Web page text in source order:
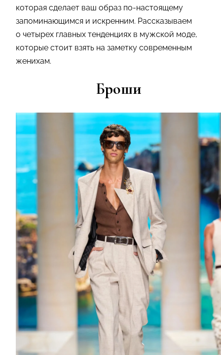
которая сделает ваш образ по-настоящему
запоминающимся и искренним. Рассказываем
о четырех главных тенденциях в мужской моде,
которые стоит взять на заметку современным
женихам.
Броши